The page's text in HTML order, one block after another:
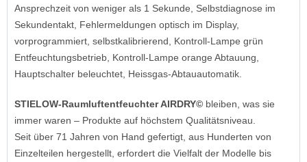
Ansprechzeit von weniger als 1 Sekunde, Selbstdiagnose im
Sekundentakt, Fehlermeldungen optisch im Display,
vorprogrammiert, selbstkalibrierend, Kontroll-Lampe grün
Entfeuchtungsbetrieb, Kontroll-Lampe orange Abtauung,
Hauptschalter beleuchtet, Heissgas-Abtauautomatik.
STIELOW-Raumluftentfeuchter AIRDRY© bleiben, was sie
immer waren – Produkte auf höchstem Qualitätsniveau.
Seit über 71 Jahren von Hand gefertigt, aus Hunderten von
Einzelteilen hergestellt, erfordert die Vielfalt der Modelle bis